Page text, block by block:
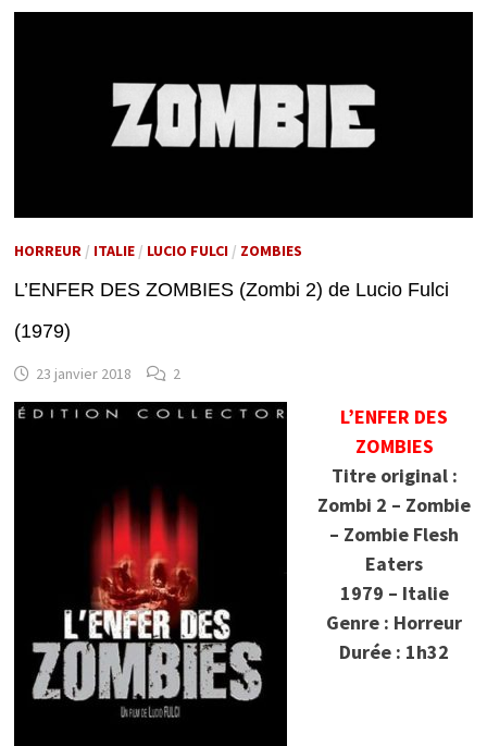
HORREUR/ ITALIE/ LUCIO FULCI/ ZOMBIES
L’ENFER DES ZOMBIES (Zombi 2) de Lucio Fulci
(1979)
23 janvier 2018 2
L’ENFER DES
ZOMBIES
Titre original :
Zombi 2 – Zombie
– Zombie Flesh
Eaters
1979 – Italie
Genre : Horreur
Durée : 1h32